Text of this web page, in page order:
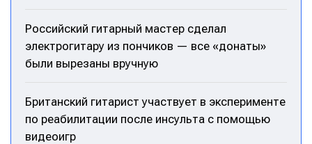
Российский гитарный мастер сделал
электрогитару из пончиков — все «донаты»
были вырезаны вручную
Британский гитарист участвует в эксперименте
по реабилитации после инсульта с помощью
видеоигр